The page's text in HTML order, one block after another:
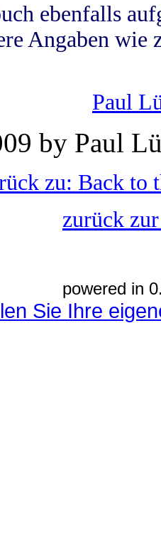
ebenfalls
Angaben wie
Paul
by Paul
zu: Back to
zurück
powered in
Sie Ihre